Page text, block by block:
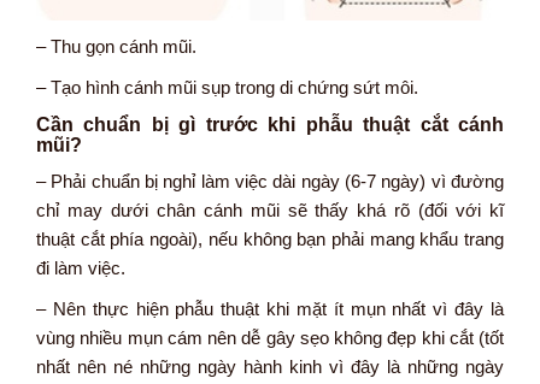
– Thu gọn cánh mũi.
– Tạo hình cánh mũi sụp trong di chứng sứt môi.
Cần chuẩn bị gì trước khi phẫu thuật cắt cánh
mũi?
– Phải chuẩn bị nghỉ làm việc dài ngày (6-7 ngày) vì đường
chỉ may dưới chân cánh mũi sẽ thấy khá rõ (đối với kĩ
thuật cắt phía ngoài), nếu không bạn phải mang khẩu trang
đi làm việc.
– Nên thực hiện phẫu thuật khi mặt ít mụn nhất vì đây là
vùng nhiều mụn cám nên dễ gây sẹo không đẹp khi cắt (tốt
nhất nên né những ngày hành kinh vì đây là những ngày